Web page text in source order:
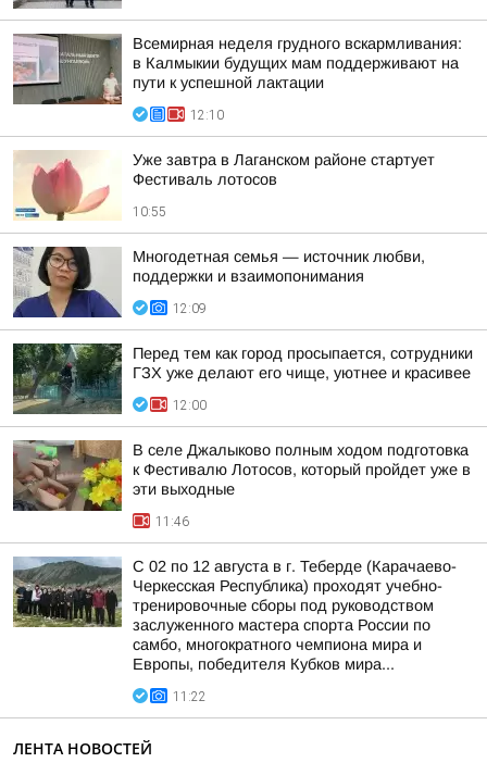
Всемирная неделя грудного вскармливания:
в Калмыкии будущих мам поддерживают на
пути к успешной лактации
12:10
Уже завтра в Лаганском районе стартует
Фестиваль лотосов
10:55
Многодетная семья — источник любви,
поддержки и взаимопонимания
12:09
Перед тем как город просыпается, сотрудники
ГЗХ уже делают его чище, уютнее и красивее
12:00
В селе Джалыково полным ходом подготовка
к Фестивалю Лотосов, который пройдет уже в
эти выходные
11:46
С 02 по 12 августа в г. Теберде (Карачаево-
Черкесская Республика) проходят учебно-
тренировочные сборы под руководством
заслуженного мастера спорта России по
самбо, многократного чемпиона мира и
Европы, победителя Кубков мира...
11:22
ЛЕНТА НОВОСТЕЙ